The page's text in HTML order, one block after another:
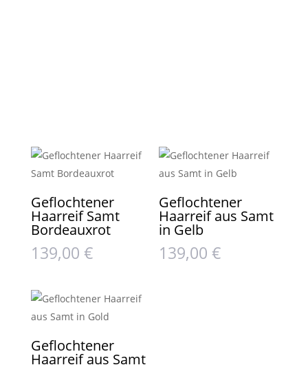
Geflochtener
Haarreif Samt
Bordeauxrot
139,00 €
Geflochtener
Haarreif aus Samt
in Gelb
139,00€
Geflochtener
Haarreif aus Samt